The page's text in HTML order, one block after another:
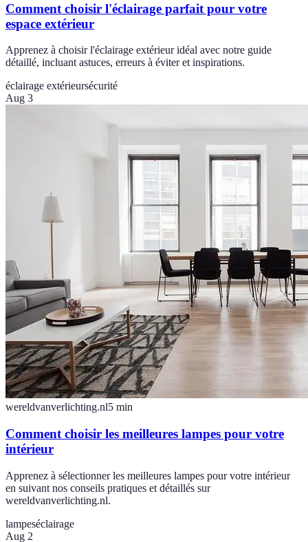
Comment choisir l'éclairage parfait pour votre
espace extérieur
Apprenez à choisir l'éclairage extérieur idéal avec notre guide
détaillé, incluant astuces, erreurs à éviter et inspirations.
éclairage extérieursécurité
Aug 3
wereldvanverlichting.nl5 min
Comment choisir les meilleures lampes pour votre
intérieur
Apprenez à sélectionner les meilleures lampes pour votre intérieur
en suivant nos conseils pratiques et détaillés sur
wereldvanverlichting.nl.
lampeséclairage
Aug 2